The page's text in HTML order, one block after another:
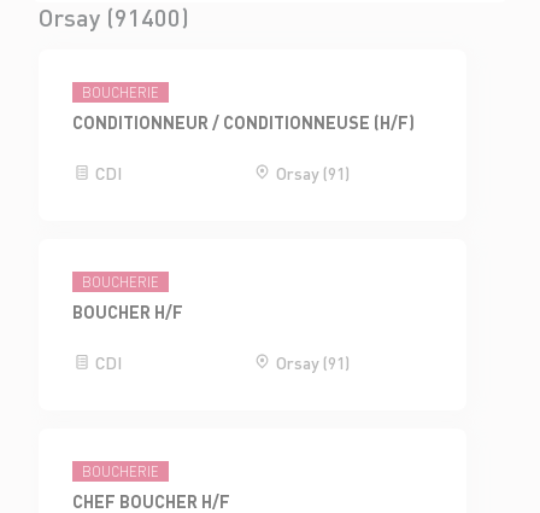
Orsay (91400)
BOUCHERIE
CONDITIONNEUR / CONDITIONNEUSE (H/F)
CDI Orsay (91)
BOUCHERIE
BOUCHER H/F
CDI Orsay (91)
BOUCHERIE
CHEF BOUCHER H/F